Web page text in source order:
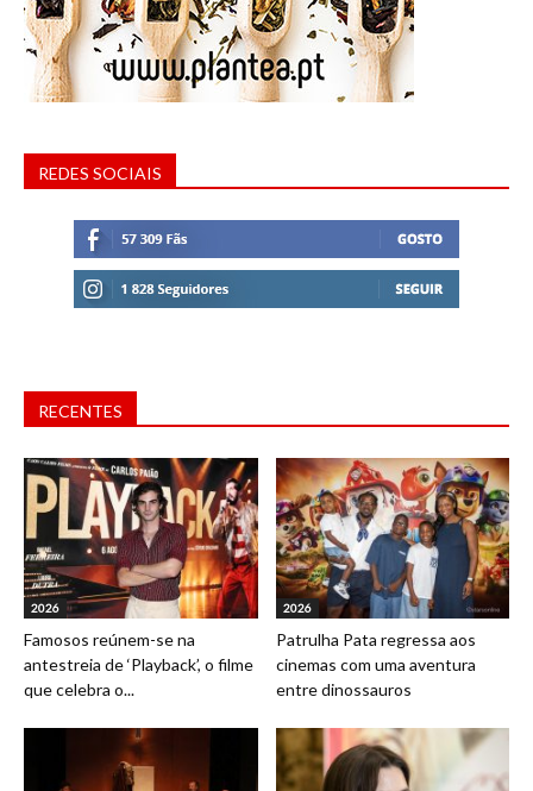
REDES SOCIAIS
RECENTES
2026
Famosos reúnem-se na
antestreia de ‘Playback’, o filme
que celebra o...
2026
Patrulha Pata regressa aos
cinemas com uma aventura
entre dinossauros